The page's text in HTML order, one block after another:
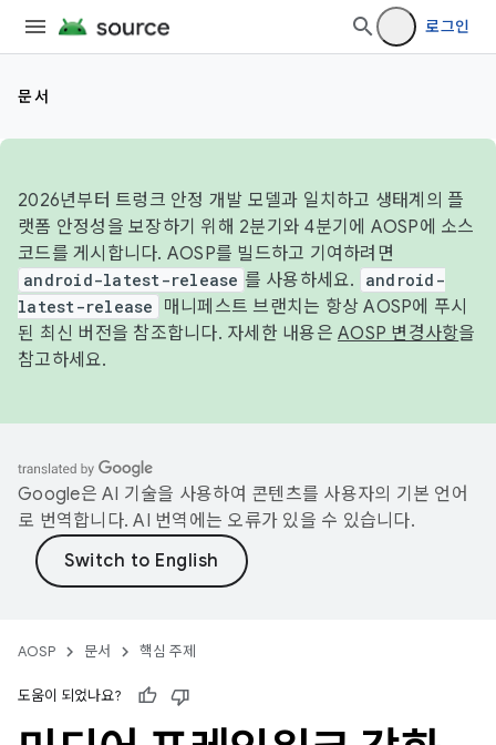
로그인
문서
2026년부터 트렁크 안정 개발 모델과 일치하고 생태계의 플
랫폼 안정성을 보장하기 위해 2분기와 4분기에 AOSP에 소스
코드를 게시합니다. AOSP를 빌드하고 기여하려면
android-latest-release 를 사용하세요.
android-
latest-release
매니페스트 브랜치는 항상 AOSP에 푸시
된 최신 버전을 참조합니다. 자세한 내용은 AOSP 변경사항을
참고하세요.
Google은 AI 기술을 사용하여 콘텐츠를 사용자의 기본 언어
로 번역합니다. AI 번역에는 오류가 있을 수 있습니다.
AOSP 문서 핵심 주제
도움이 되었나요?